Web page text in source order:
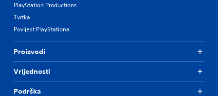
PlayStation Productions
Tvrtka
Povijest PlayStationa
Proizvodi
Vrijednosti
Podrška